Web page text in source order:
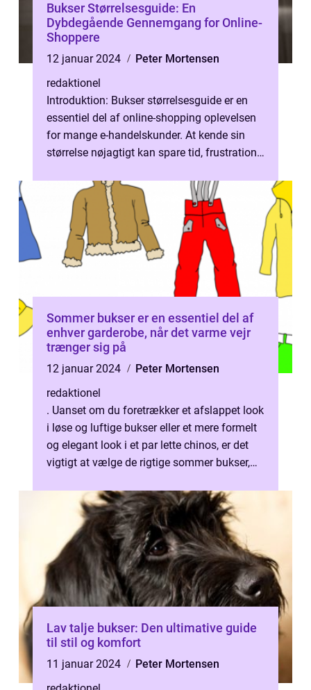
Bukser Størrelsesguide: En
Dybdegående Gennemgang for Online-
Shoppere
12 januar 2024
Peter Mortensen
redaktionel
Introduktion: Bukser størrelsesguide er en
essentiel del af online-shopping oplevelsen
for mange e-handelskunder. At kende sin
størrelse nøjagtigt kan spare tid, frustration
Sommer bukser er en essentiel del af
enhver garderobe, når det varme vejr
trænger sig på
12 januar 2024
Peter Mortensen
redaktionel
. Uanset om du foretrækker et afslappet look
i løse og luftige bukser eller et mere formelt
og elegant look i et par lette chinos, er det
vigtigt at vælge de rigtige sommer bukser,
Lav talje bukser: Den ultimative guide
til stil og komfort
11 januar 2024
Peter Mortensen